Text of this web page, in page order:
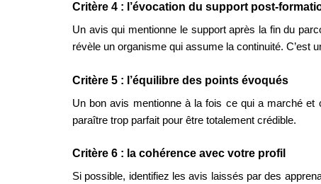
Critère 4 : l’évocation du support post-
Un avis qui mentionne le support après la fin du
révèle un organisme qui assume la continuité. C’est
Critère 5 : l’équilibre des points évoqués
Un bon avis mentionne à la fois ce qui a marché et
paraître trop parfait pour être totalement crédible.
Critère 6 : la cohérence avec votre profil
Si possible, identifiez les avis laissés par des